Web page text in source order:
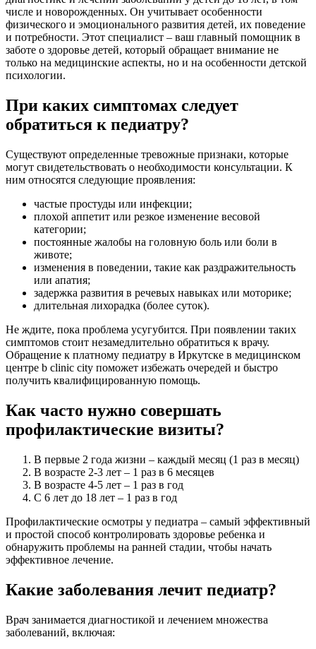
числе и новорожденных. Он учитывает особенности
физического и эмоционального развития детей, их поведение
и потребности. Этот специалист – ваш главный помощник в
заботе о здоровье детей, который обращает внимание не
только на медицинские аспекты, но и на особенности детской
психологии.
При каких симптомах следует
обратиться к педиатру?
Существуют определенные тревожные признаки, которые
могут свидетельствовать о необходимости консультации. К
ним относятся следующие проявления:
частые простуды или инфекции;
плохой аппетит или резкое изменение весовой
категории;
постоянные жалобы на головную боль или боли в
животе;
изменения в поведении, такие как раздражительность
или апатия;
задержка развития в речевых навыках или моторике;
длительная лихорадка (более суток).
Не ждите, пока проблема усугубится. При появлении таких
симптомов стоит незамедлительно обратиться к врачу.
Обращение к платному педиатру в Иркутске в медицинском
центре b clinic city поможет избежать очередей и быстро
получить квалифицированную помощь.
Как часто нужно совершать
профилактические визиты?
В первые 2 года жизни – каждый месяц (1 раз в месяц)
В возрасте 2-3 лет – 1 раз в 6 месяцев
В возрасте 4-5 лет – 1 раз в год
С 6 лет до 18 лет – 1 раз в год
Профилактические осмотры у педиатра – самый эффективный
и простой способ контролировать здоровье ребенка и
обнаружить проблемы на ранней стадии, чтобы начать
эффективное лечение.
Какие заболевания лечит педиатр?
Врач занимается диагностикой и лечением множества
заболеваний, включая: